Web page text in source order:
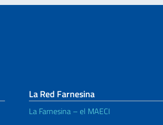
La Red Farnesina
La Farnesina – el MAECI